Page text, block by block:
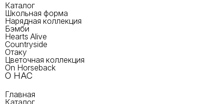
Каталог
Школьная форма
Нарядная коллекция
Бэмби
Hearts Alive
Countryside
Отаку
Цветочная коллекция
On Horseback
О НАС
Главная